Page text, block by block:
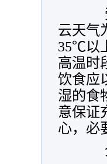
受
云天气
35℃以
高温时
饮食应
湿的食
意保证
心，必
全